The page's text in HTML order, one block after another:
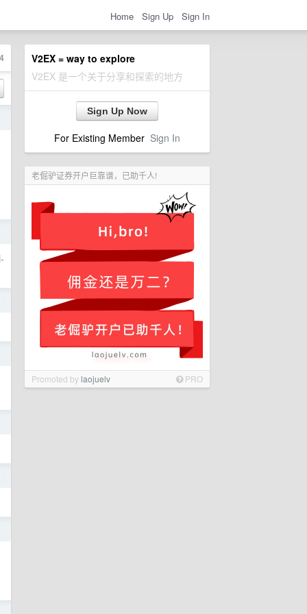
Home Sign Up Sign In
V2EX = way to explore
V2EX 是一个关于分享和探索的地方
Sign Up Now
For Existing Member Sign In
老倔驴证券开户巨靠谱，已助千人!
Promoted bylaojuelv PRO